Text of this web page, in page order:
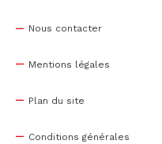
Nous contacter
Mentions légales
Plan du site
Conditions générales